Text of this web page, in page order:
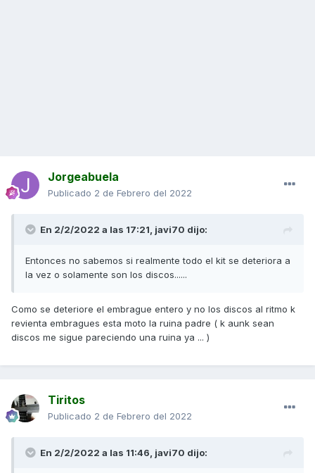
Jorgeabuela
Publicado 2 de Febrero del 2022
En 2/2/2022 a las 17:21, javi70 dijo:
Entonces no sabemos si realmente todo el kit se deteriora a
la vez o solamente son los discos......
Como se deteriore el embrague entero y no los discos al ritmo k
revienta embragues esta moto la ruina padre ( k aunk sean
discos me sigue pareciendo una ruina ya ... )
Tiritos
Publicado 2 de Febrero del 2022
En 2/2/2022 a las 11:46, javi70 dijo: